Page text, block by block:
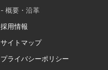
- 概要・沿革
採用情報
サイトマップ
プライバシーポリシー